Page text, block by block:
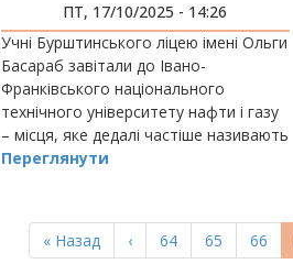
ПТ, 17/10/2025 - 14:26
Учні Бурштинського ліцею імені Ольги
Басараб завітали до Івано-
Франківського національного
технічного університету нафти і газу
– місця, яке дедалі частіше називають
освітянською туристичною
Переглянути
Перша
сторінка
« Назад
Попередня
сторінка
‹ Page
64 Page
65 Page
66